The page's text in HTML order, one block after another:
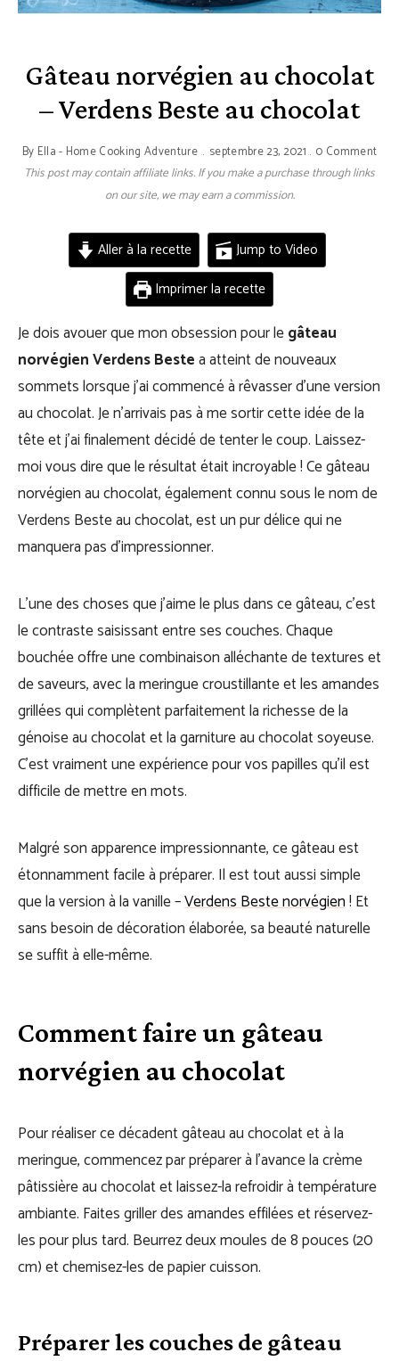
Gâteau norvégien au chocolat
– Verdens Beste au chocolat
By Ella - Home Cooking Adventure septembre 23, 2021 0 Comment
This post may contain affiliate links. If you make a purchase through links
on our site, we may earn a commission.
Aller à la recette
Jump to Video
Imprimer la recette
Je dois avouer que mon obsession pour legâteau
norvégien Verdens Bestea atteint de nouveaux
sommets lorsque j’ai commencé à rêvasser d’une version
au chocolat. Je n’arrivais pas à me sortir cette idée de la
tête et j’ai finalement décidé de tenter le coup. Laissez-
moi vous dire que le résultat était incroyable ! Ce gâteau
norvégien au chocolat, également connu sous le nom de
Verdens Beste au chocolat, est un pur délice qui ne
manquera pas d’impressionner.
L’une des choses que j’aime le plus dans ce gâteau, c’est
le contraste saisissant entre ses couches. Chaque
bouchée offre une combinaison alléchante de textures et
de saveurs, avec la meringue croustillante et les amandes
grillées qui complètent parfaitement la richesse de la
génoise au chocolat et la garniture au chocolat soyeuse.
C’est vraiment une expérience pour vos papilles qu’il est
difficile de mettre en mots.
Malgré son apparence impressionnante, ce gâteau est
étonnamment facile à préparer. Il est tout aussi simple
que la version à la vanille –Verdens Beste norvégien! Et
sans besoin de décoration élaborée, sa beauté naturelle
se suffit à elle-même.
Comment faire un gâteau
norvégien au chocolat
Pour réaliser ce décadent gâteau au chocolat et à la
meringue, commencez par préparer à l’avance la crème
pâtissière au chocolat et laissez-la refroidir à température
ambiante. Faites griller des amandes effilées et réservez-
les pour plus tard. Beurrez deux moules de 8 pouces (20
cm) et chemisez-les de papier cuisson.
Préparer les couches de gâteau